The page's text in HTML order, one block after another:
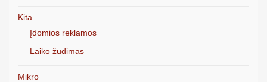
Kita
Įdomios reklamos
Laiko žudimas
Mikro